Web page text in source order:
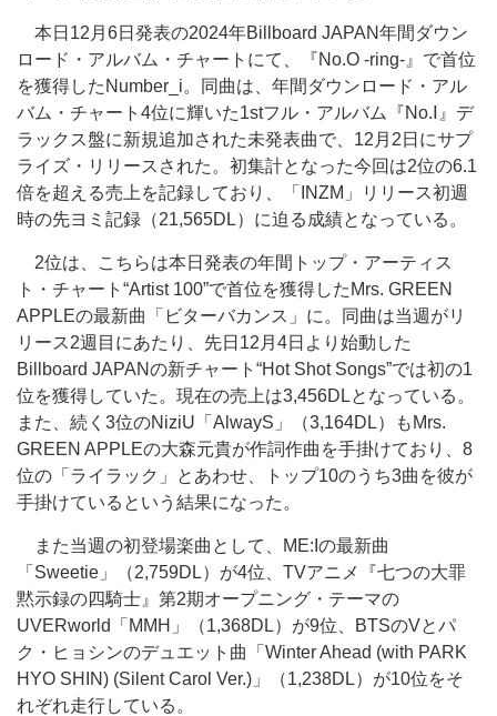
本日12月6日発表の2024年Billboard JAPAN年間ダウン
ロード・アルバム・チャートにて、『No.O -ring-』で首位
を獲得したNumber_i。同曲は、年間ダウンロード・アル
バム・チャート4位に輝いた1stフル・アルバム『No.Ⅰ』デ
ラックス盤に新規追加された未発表曲で、12月2日にサプ
ライズ・リリースされた。初集計となった今回は2位の6.1
倍を超える売上を記録しており、「INZM」リリース初週
時の先ヨミ記録（21,565DL）に迫る成績となっている。
2位は、こちらは本日発表の年間トップ・アーティス
ト・チャート“Artist 100”で首位を獲得したMrs. GREEN
APPLEの最新曲「ビターバカンス」に。同曲は当週がリ
リース2週目にあたり、先日12月4日より始動した
Billboard JAPANの新チャート“Hot Shot Songs”では初の1
位を獲得していた。現在の売上は3,456DLとなっている。
また、続く3位のNiziU「AlwayS」（3,164DL）もMrs.
GREEN APPLEの大森元貴が作詞作曲を手掛けており、8
位の「ライラック」とあわせ、トップ10のうち3曲を彼が
手掛けているという結果になった。
また当週の初登場楽曲として、ME:Iの最新曲
「Sweetie」（2,759DL）が4位、TVアニメ『七つの大罪
黙示録の四騎士』第2期オープニング・テーマの
UVERworld「MMH」（1,368DL）が9位、BTSのVとパ
ク・ヒョシンのデュエット曲「Winter Ahead (with PARK
HYO SHIN) (Silent Carol Ver.)」（1,238DL）が10位をそ
れぞれ走行している。